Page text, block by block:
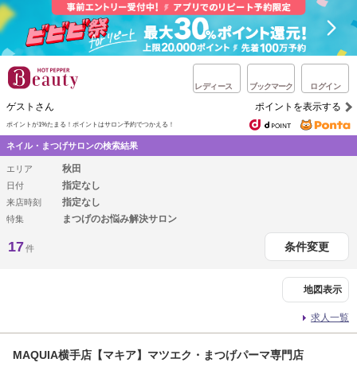
レディース ブックマーク ログイン
ゲストさん ポイントを表示する
ポイントが1%たまる！ ポイントはサロン予約でつかえる！
ネイル・まつげサロンの検索結果
エリア 秋田
日付 指定なし
来店時刻 指定なし
特集 まつげのお悩み解決サロン
17件 条件変更
地図表示
求人一覧
MAQUIA横手店【マキア】マツエク・まつげパーマ専門店